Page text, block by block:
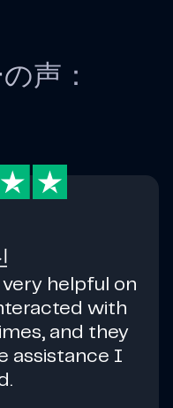
声：
helpful on
with
and they
assistance I